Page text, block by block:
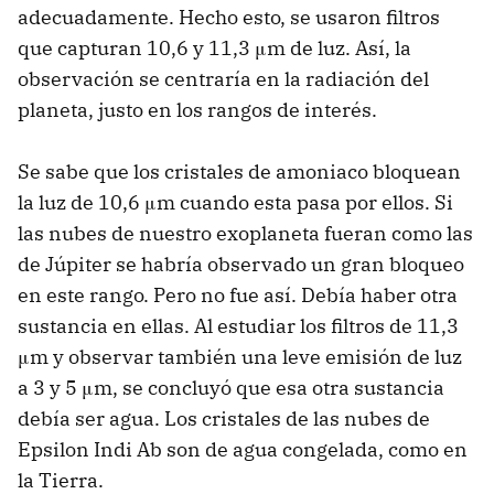
adecuadamente. Hecho esto, se usaron filtros
que capturan 10,6 y 11,3 μm de luz. Así, la
observación se centraría en la radiación del
planeta, justo en los rangos de interés.
Se sabe que los cristales de amoniaco bloquean
la luz de 10,6 μm cuando esta pasa por ellos. Si
las nubes de nuestro exoplaneta fueran como las
de Júpiter se habría observado un gran bloqueo
en este rango. Pero no fue así. Debía haber otra
sustancia en ellas. Al estudiar los filtros de 11,3
μm y observar también una leve emisión de luz
a 3 y 5 μm, se concluyó que esa otra sustancia
debía ser agua. Los cristales de las nubes de
Epsilon Indi Ab son de agua congelada, como en
la Tierra.